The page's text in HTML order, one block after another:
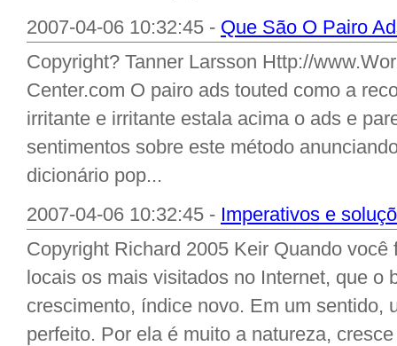
2007-04-06 10:32:45 - Que São O Pairo
Copyright? Tanner Larsson Http://
Center.com O pairo ads touted como a
irritante e irritante estala acima o ads e
sentimentos sobre este método
dicionário pop...
2007-04-06 10:32:45 - Imperativos e
Copyright Richard 2005 Keir Quando
locais os mais visitados no Internet, que o
crescimento, índice novo. Em um sentido,
perfeito. Por ela é muito a natureza,